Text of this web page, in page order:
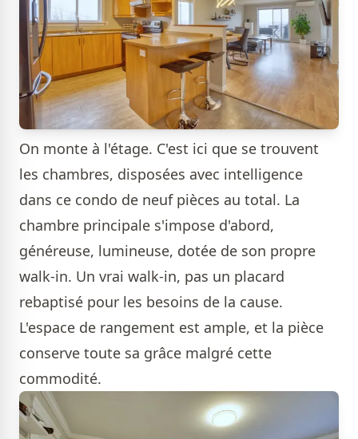
On monte à l'étage. C'est ici que se trouvent
les chambres, disposées avec intelligence
dans ce condo de neuf pièces au total. La
chambre principale s'impose d'abord,
généreuse, lumineuse, dotée de son propre
walk-in. Un vrai walk-in, pas un placard
rebaptisé pour les besoins de la cause.
L'espace de rangement est ample, et la pièce
conserve toute sa grâce malgré cette
commodité.